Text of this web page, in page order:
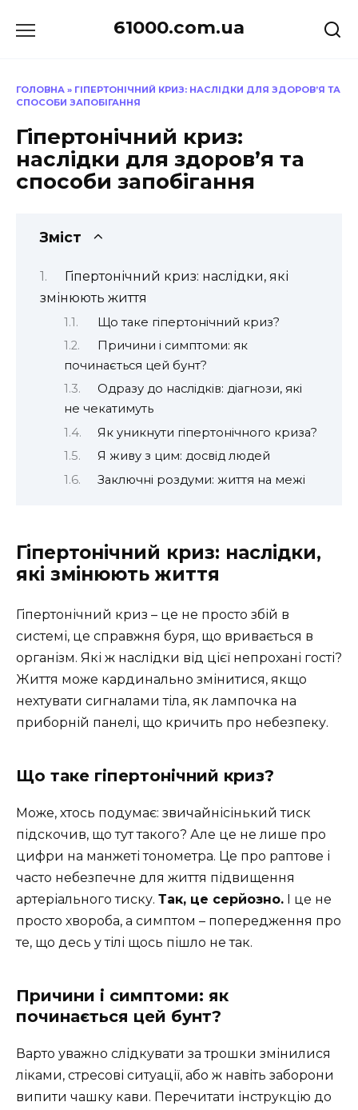
до
61000.com.ua
ГОЛОВНА » ГІПЕРТОНІЧНИЙ КРИЗ: НАСЛІДКИ ДЛЯ ЗДОРОВ’Я ТА
СПОСОБИ ЗАПОБІГАННЯ
Гіпертонічний криз:
наслідки для здоров’я та
способи запобігання
Зміст
Гіпертонічний криз: наслідки, які
змінюють життя
Що таке гіпертонічний криз?
Причини і симптоми: як
починається цей бунт?
Одразу до наслідків: діагнози, які
не чекатимуть
Як уникнути гіпертонічного криза?
Я живу з цим: досвід людей
Заключні роздуми: життя на межі
Гіпертонічний криз: наслідки,
які змінюють життя
Гіпертонічний криз – це не просто збій в
системі, це справжня буря, що вривається в
організм. Які ж наслідки від цієї непрохані гості?
Життя може кардинально змінитися, якщо
нехтувати сигналами тіла, як лампочка на
приборній панелі, що кричить про небезпеку.
Що таке гіпертонічний криз?
Може, хтось подумає: звичайнісінький тиск
підскочив, що тут такого? Але це не лише про
цифри на манжеті тонометра. Це про раптове і
часто небезпечне для життя підвищення
артеріального тиску. Так, це серйозно. І це не
просто хвороба, а симптом – попередження про
те, що десь у тілі щось пішло не так.
Причини і симптоми: як
починається цей бунт?
Варто уважно слідкувати за трошки змінилися
ліками, стресові ситуації, або ж навіть заборони
випити чашку кави. Перечитати інструкцію до